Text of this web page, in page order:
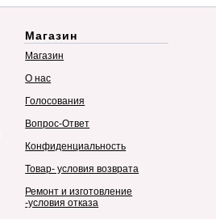
Магазин
Магазин
О нас
Голосования
Вопрос-Ответ
Конфиденциальность
Товар- условия возврата
Ремонт и изготовление
-условия отказа